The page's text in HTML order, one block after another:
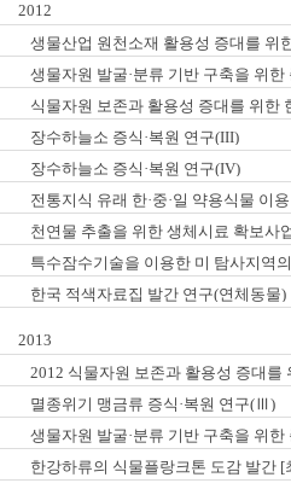
2012
생물산업 원천소재 활용성 증대를 위
업 (2012년)
생물자원 발굴·분류 기반 구축을 위
도)
식물자원 보존과 활용성 증대를 위한
단계1차년도)
장수하늘소 증식·복원 연구(III)
장수하늘소 증식·복원 연구(IV)
전통지식 유래 한·중·일 약용식물 이
천연물 추출을 위한 생체시료 확보사
특수잠수기술을 이용한 미 탐사지역
한국 적색자료집 발간 연구(연체동물)
2013
2012 식물자원 보존과 활용성 증대를
단계2차년도)
멸종위기 맹금류 증식·복원 연구(Ⅲ)
생물자원 발굴·분류 기반 구축을 위
도)
한강하류의 식물플랑크톤 도감 발간 [